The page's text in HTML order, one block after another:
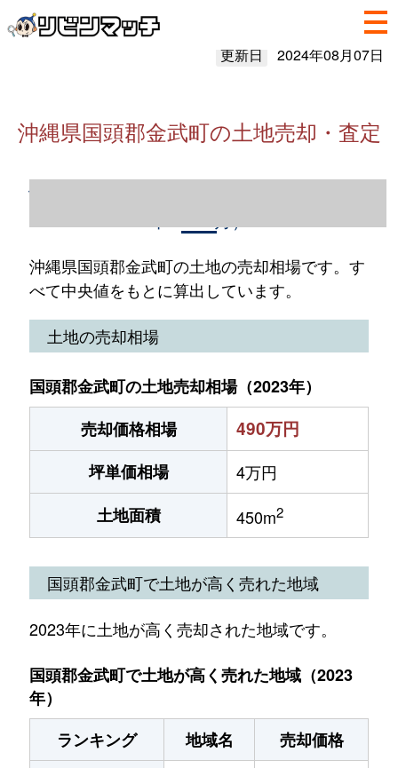
更新日 2024年08月07日
沖縄県国頭郡金武町の土地売却・査定
沖縄県国頭郡金武町の土地売却情報（2023
沖縄県国頭郡金武町の土地の売却相場です。す
べて中央値をもとに算出しています。
土地の売却相場
国頭郡金武町の土地売却相場（2023年）
売却価格相場
490万円
坪単価相場
4万円
土地面積
450m2
国頭郡金武町で土地が高く売れた地域
2023年に土地が高く売却された地域です。
国頭郡金武町で土地が高く売れた地域（2023
年）
ランキング
地域名
売却価格